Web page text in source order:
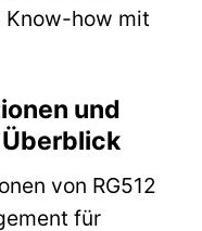
Know-how mit
und
von RG512
für